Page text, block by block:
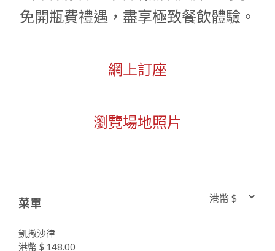
免開瓶費禮遇，盡享極致餐飲體驗。
網上訂座
瀏覽場地照片
菜單
凱撒沙律
港幣 $ 148.00